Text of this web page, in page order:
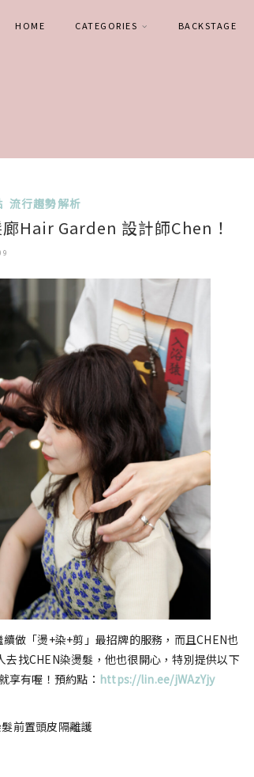
HOME CATEGORIES BACKSTAGE
流行趨勢解析
Hair Garden 設計師Chen！
做「燙+染+剪」最招牌的服務，而且CHEN也
找CHEN染燙髮，他也很開心，特別提供以下
享有喔！預約點： https://lin.ee/jWAzYjy
前置頭皮隔離護